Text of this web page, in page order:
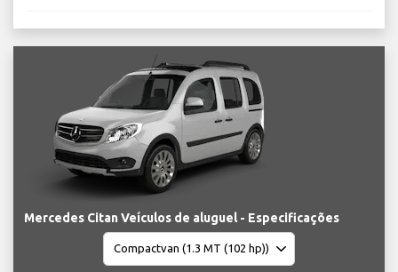
Mercedes Citan Veículos de aluguel - Especificações